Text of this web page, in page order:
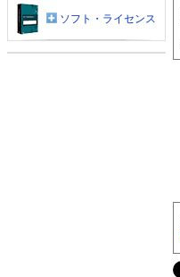
ソフト・ライセンス